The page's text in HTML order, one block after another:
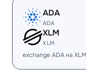
ADA
ADA
XLM
XLM
exchange ADA на